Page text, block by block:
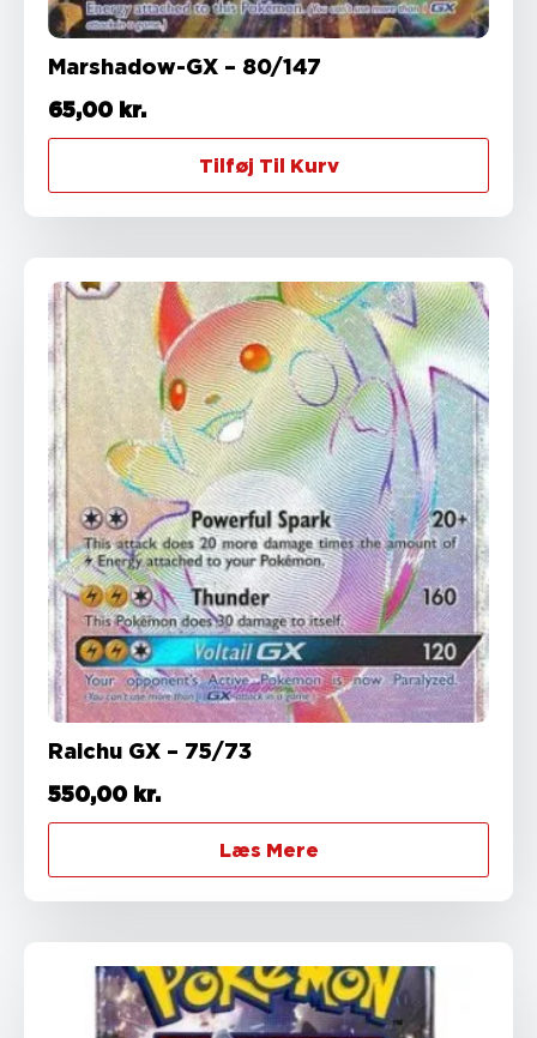
Marshadow-GX – 80/147
65,00 kr.
Tilføj Til Kurv
Raichu GX – 75/73
550,00 kr.
Læs Mere